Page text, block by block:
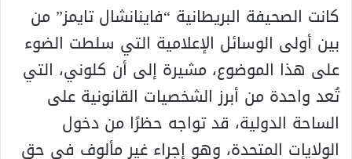
كانت الصحيفة البريطانية “فاينانشال تايمز” من
بين أولى الوسائل الإعلامية التي سلطت الضوء
على هذا الموضوع، مشيرة إلى أن كلوني، التي
تُعد واحدة من أبرز الشخصيات القانونية على
الساحة الدولية، قد تواجه حظرًا من دخول
الولايات المتحدة، وهو إجراء غير مألوف في حق